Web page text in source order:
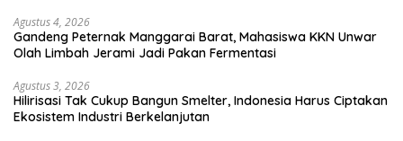
Agustus 4, 2026
Gandeng Peternak Manggarai Barat, Mahasiswa KKN Unwar
Olah Limbah Jerami Jadi Pakan Fermentasi
Agustus 3, 2026
Hilirisasi Tak Cukup Bangun Smelter, Indonesia Harus Ciptakan
Ekosistem Industri Berkelanjutan